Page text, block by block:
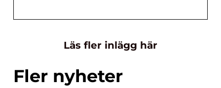
Läs fler inlägg här
Fler nyheter